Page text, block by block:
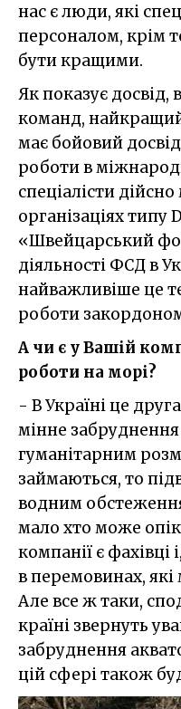
нас є люди, які
персоналом, крім
бути кращими.
Як показує досвід,
команд,
має бойовий
роботи в
спеціалісти
організаціях
«Швейцарський
діяльності ФСД в
найважливіше це
роботи
А чи є у Вашій
роботи на морі?
- В Україні це
мінне
гуманітарним
займаються, то
водним
мало хто може
компанії є фахівці
в перемовинах,
Але все ж таки,
країні звернуть
забруднення
цій сфері також